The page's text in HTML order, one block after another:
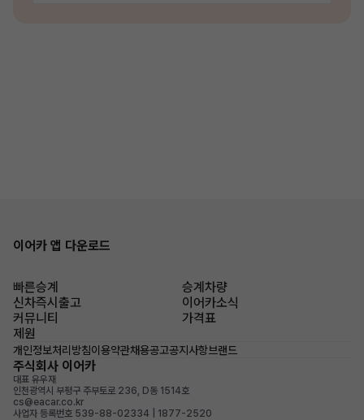
이어카 앱 다운로드
빠른승계
승계차량
신차즉시출고
이어카소식
커뮤니티
가격표
제원
개인정보처리방침이용약관채용공고공지사항브랜드
주식회사 이어카
대표 유우재
인천광역시 부평구 주부토로 236, D동 1514호
cs@eacar.co.kr
사업자 등록번호 539-88-02334 | 1877-2520